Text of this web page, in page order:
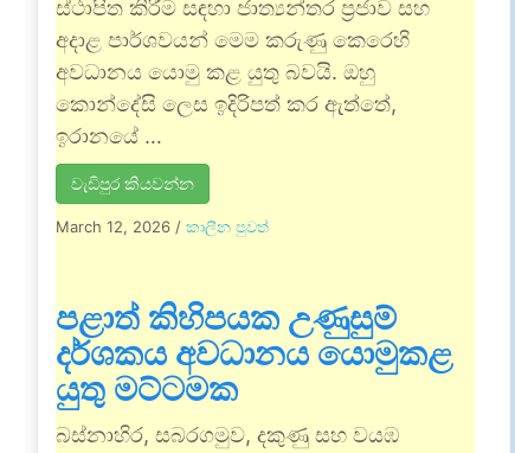
ස්ථාපිත කිරීම සඳහා ජාත්‍යන්තර ප්‍රජාව සහ
අදාළ පාර්ශවයන් මෙම කරුණු කෙරෙහි
අවධානය යොමු කළ යුතු බවයි. ඔහු
කොන්දේසි ලෙස ඉදිරිපත් කර ඇත්තේ,
ඉරානයේ …
වැඩිපුර කියවන්න
March 12, 2026 / කාලීන පුවත්
පළාත් කිහිපයක උණුසුම්
දර්ශකය අවධානය යොමුකළ
යුතු මට්ටමක
බස්නාහිර, සබරගමුව, දකුණු සහ වයඹ